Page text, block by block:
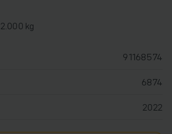
2.000 kg
91168574
6874
2022